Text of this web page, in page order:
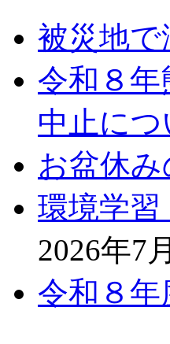
被災地
令和８
中止につ
お盆休
環境学
2026年7
令和８